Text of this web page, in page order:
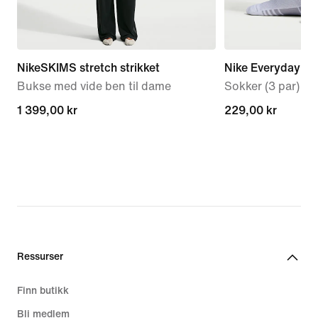
NikeSKIMS stretch strikket
Bukse med vide ben til dame
1 399,00 kr
1 399,00 kr
Nike Everyday
Sokker (3 par)
229,00 kr
229,00 kr
Ressurser
Finn butikk
Bli medlem